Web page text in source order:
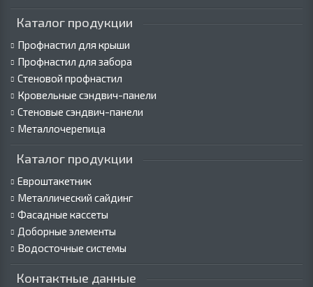
Каталог продукции
Профнастил для крыши
Профнастил для забора
Стеновой профнастил
Кровельные сэндвич-панели
Стеновые сэндвич-панели
Металлочерепица
Каталог продукции
Евроштакетник
Металлический сайдинг
Фасадные кассеты
Доборные элементы
Водосточные системы
Контактные данные